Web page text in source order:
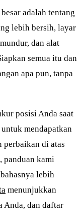
adalah tentang
lebih bersih, layar
dan alat
semua itu dan
apa pun, tanpa
posisi Anda saat
mendapatkan
perbaikan di atas
kami
lebih
menunjukkan
Anda, dan daftar